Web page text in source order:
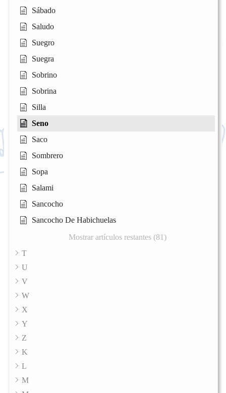
Sábado
Saludo
Suegro
Suegra
Sobrino
Sobrina
Silla
Seno
Saco
Sombrero
Sopa
Salami
Sancocho
Sancocho De Habichuelas
Mostrar artículos restantes (81)
T
U
V
W
X
Y
Z
K
L
M